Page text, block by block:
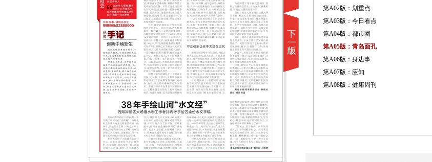
第A02版：划重点
第A03版：今日看点
第A04版：都市圈
第A05版：青岛面孔
第A06版：身边事
第A07版：应知
第A08版：健康周刊